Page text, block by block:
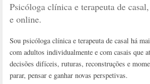
Psicóloga clínica e terapeuta de
e online.
Sou psicóloga clínica e terapeuta de casal há
com adultos individualmente e com casais que
decisões difíceis, ruturas, reconstruções e
parar, pensar e ganhar novas perspetivas.